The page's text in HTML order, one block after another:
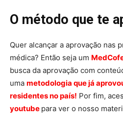
O método que te
Quer alcançar a aprovação nas
médica? Então seja um
busca da aprovação com
uma metodologia que já
residentes no país! Por fim,
youtube para ver o nosso